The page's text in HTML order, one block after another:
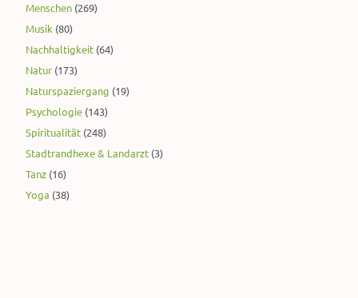
Menschen (269)
Musik (80)
Nachhaltigkeit (64)
Natur (173)
Naturspaziergang (19)
Psychologie (143)
Spiritualität (248)
Stadtrandhexe & Landarzt (3)
Tanz (16)
Yoga (38)